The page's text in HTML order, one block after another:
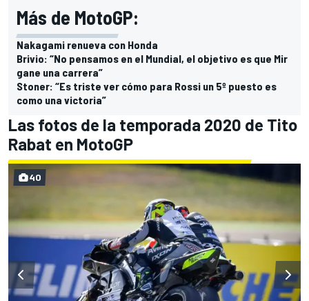
Más de MotoGP:
Nakagami renueva con Honda
Brivio: “No pensamos en el Mundial, el objetivo es que Mir
gane una carrera”
Stoner: “Es triste ver cómo para Rossi un 5º puesto es
como una victoria”
Las fotos de la temporada 2020 de Tito
Rabat en MotoGP
40